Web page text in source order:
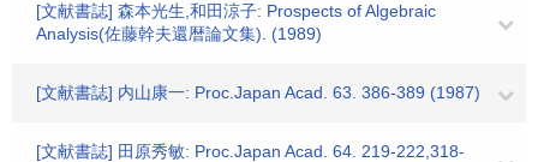
[文献書誌] 森本光生,和田涼子: Prospects of Algebraic
Analysis(佐藤幹夫還暦論文集). (1989)
[文献書誌] 内山康一: Proc.Japan Acad. 63. 386-389 (1987)
[文献書誌] 田原秀敏: Proc.Japan Acad. 64. 219-222,318-